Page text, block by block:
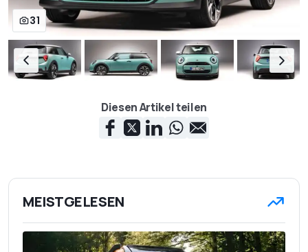
31
Diesen Artikel teilen
MEISTGELESEN